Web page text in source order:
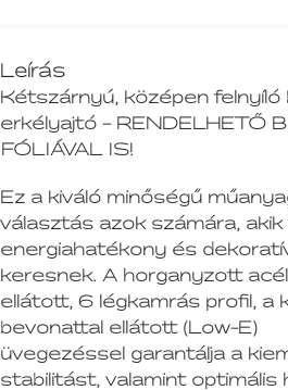
Leírás
Kétszárnyú, középen felnyíló
erkélyajtó – RENDELHETŐ
FÓLIÁVAL IS!
Ez a kiváló minőségű
választás azok számára,
energiahatékony és
keresnek. A horganyzott
ellátott, 6 légkamrás profil, a
bevonattal ellátott (Low-E)
üvegezéssel garantálja a
stabilitást, valamint optimális